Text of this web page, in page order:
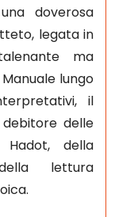
doverosa
legata in
ma
lungo
il
delle
della
lettura